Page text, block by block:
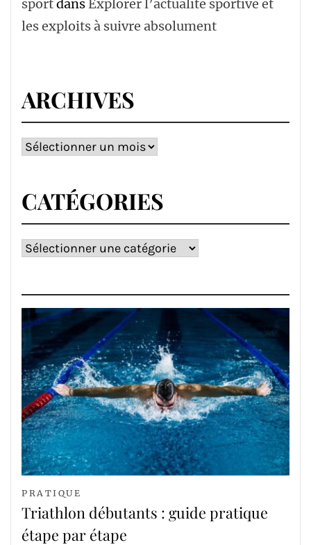
sportdansExplorer l’actualité sportive et
les exploits à suivre absolument
ARCHIVES
Archives
CATÉGORIES
Catégories
PRATIQUE
Triathlon débutants : guide pratique
étape par étape